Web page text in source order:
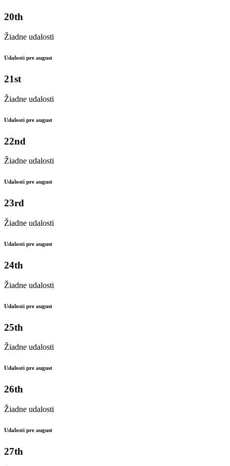
20th
Žiadne udalosti
Udalosti pre august
21st
Žiadne udalosti
Udalosti pre august
22nd
Žiadne udalosti
Udalosti pre august
23rd
Žiadne udalosti
Udalosti pre august
24th
Žiadne udalosti
Udalosti pre august
25th
Žiadne udalosti
Udalosti pre august
26th
Žiadne udalosti
Udalosti pre august
27th